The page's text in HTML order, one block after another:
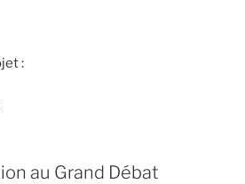
:
au Grand Débat